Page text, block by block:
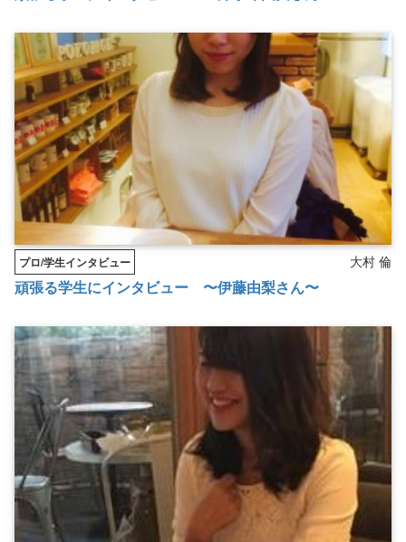
プロ/学生インタビュー 大村 倫
頑張る学生にインタビュー 〜伊藤由梨さん〜